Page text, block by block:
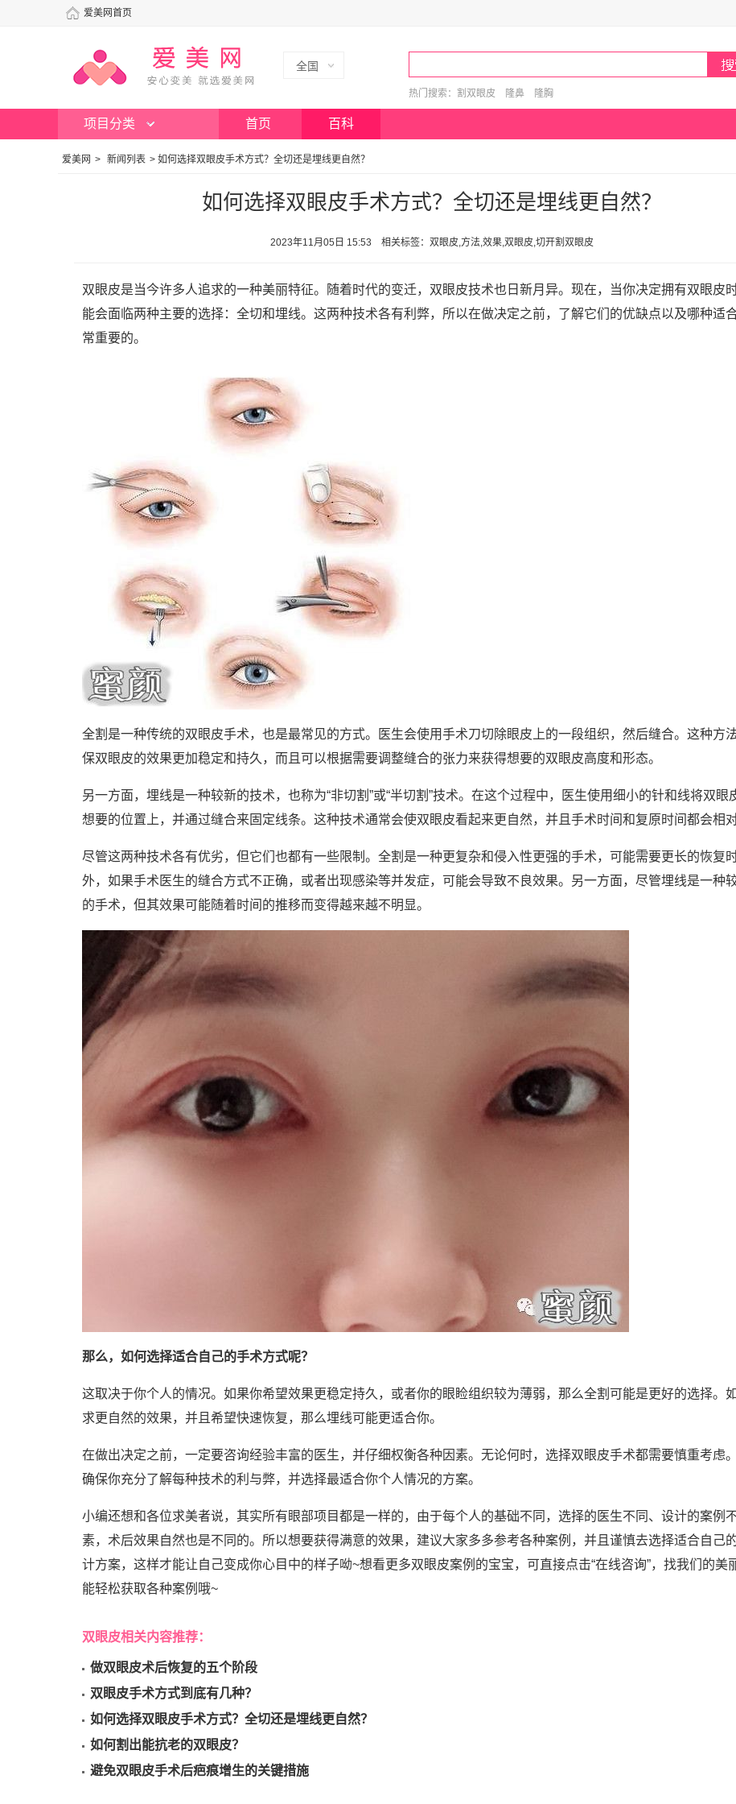
爱美网首页
全国
热门搜索： 割双眼皮 隆鼻 隆胸
项目分类 首页 百科
爱美网 > 新闻列表 > 如何选择双眼皮手术方式？全切还是埋线更自然？
如何选择双眼皮手术方式？全切还是埋线更自然？
2023年11月05日 15:53 相关标签：双眼皮,方法,效果,双眼皮,切开割双眼皮
双眼皮是当今许多人追求的一种美丽特征。随着时代的变迁，双眼皮技术也日新月异。现在，当你决定拥有双眼皮
能会面临两种主要的选择：全切和埋线。这两种技术各有利弊，所以在做决定之前，了解它们的优缺点以及哪种适
常重要的。
全割是一种传统的双眼皮手术，也是最常见的方式。医生会使用手术刀切除眼皮上的一段组织，然后缝合。这种方
保双眼皮的效果更加稳定和持久，而且可以根据需要调整缝合的张力来获得想要的双眼皮高度和形态。
另一方面，埋线是一种较新的技术，也称为“非切割”或“半切割”技术。在这个过程中，医生使用细小的针和线将双眼
想要的位置上，并通过缝合来固定线条。这种技术通常会使双眼皮看起来更自然，并且手术时间和复原时间都会相对
尽管这两种技术各有优劣，但它们也都有一些限制。全割是一种更复杂和侵入性更强的手术，可能需要更长的恢复
外，如果手术医生的缝合方式不正确，或者出现感染等并发症，可能会导致不良效果。另一方面，尽管埋线是一种
的手术，但其效果可能随着时间的推移而变得越来越不明显。
那么，如何选择适合自己的手术方式呢？
这取决于你个人的情况。如果你希望效果更稳定持久，或者你的眼睑组织较为薄弱，那么全割可能是更好的选择。
求更自然的效果，并且希望快速恢复，那么埋线可能更适合你。
在做出决定之前，一定要咨询经验丰富的医生，并仔细权衡各种因素。无论何时，选择双眼皮手术都需要慎重考虑。
确保你充分了解每种技术的利与弊，并选择最适合你个人情况的方案。
小编还想和各位求美者说，其实所有眼部项目都是一样的，由于每个人的基础不同，选择的医生不同、设计的案例
素，术后效果自然也是不同的。所以想要获得满意的效果，建议大家多多参考各种案例，并且谨慎去选择适合自己
计方案，这样才能让自己变成你心目中的样子呦~想看更多双眼皮案例的宝宝，可直接点击“在线咨询”，找我们的美
能轻松获取各种案例哦~
双眼皮相关内容推荐：
做双眼皮术后恢复的五个阶段
双眼皮手术方式到底有几种？
如何选择双眼皮手术方式？全切还是埋线更自然？
如何割出能抗老的双眼皮？
避免双眼皮手术后疤痕增生的关键措施